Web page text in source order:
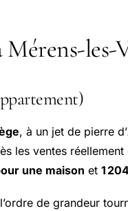
les-
, à un jet de pierre d’
les ventes
une maison et 1
de grandeur